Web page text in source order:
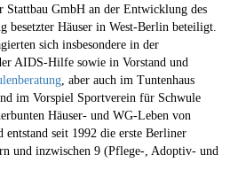
Stattbau GmbH an der Entwicklung des
besetzter Häuser in West-Berlin beteiligt.
sich insbesondere in der
AIDS-Hilfe sowie in Vorstand und
, aber auch im Tuntenhaus
im Vorspiel Sportverein für Schwule
Häuser- und WG-Leben von
entstand seit 1992 die erste Berliner
und inzwischen 9 (Pflege-, Adoptiv- und